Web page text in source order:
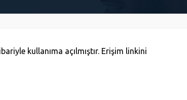
kullanıma açılmıştır. Erişim linkini